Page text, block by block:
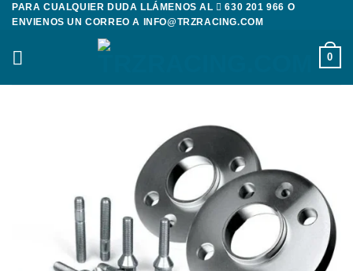
Saltar
contenido
PARA CUALQUIER DUDA LLÁMENOS AL 630 201 966 O
ENVIENOS UN CORREO A
INFO@TRZRACING.COM
0